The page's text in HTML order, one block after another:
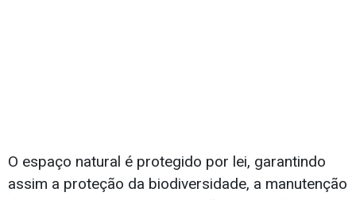
O espaço natural é protegido por lei, garantindo
assim a proteção da biodiversidade, a manutenção